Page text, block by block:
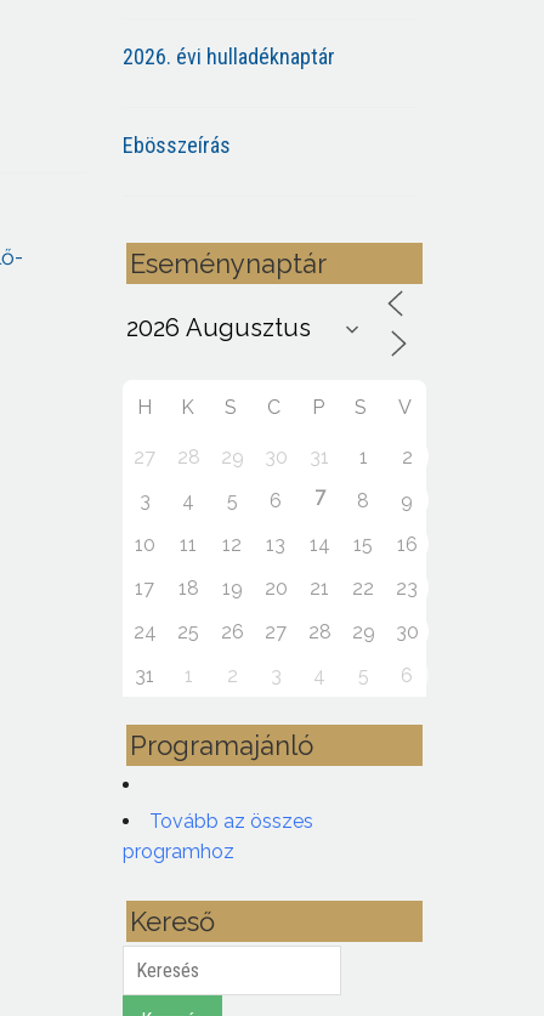
2026. évi hulladéknaptár
Ebösszeírás
Eseménynaptár
H K S C P S V
27 28 29 30 31 1
2
3
4 5 6 7 8
9
10
11 12 13 14 15
16
17
18 19 20 21 22
23
24
25 26 27 28 29
30
31
1 2 3 4 5 6
Programajánló
Tovább az összes
programhoz
Kereső
Keresés